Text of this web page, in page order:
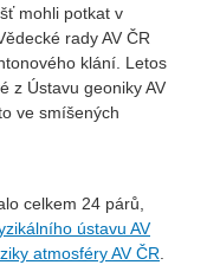
mohli potkat v
rady AV ČR
klání. Letos
z Ústavu geoniky AV
ve smíšených
celkem 24 párů,
ústavu AV
atmosféry AV ČR